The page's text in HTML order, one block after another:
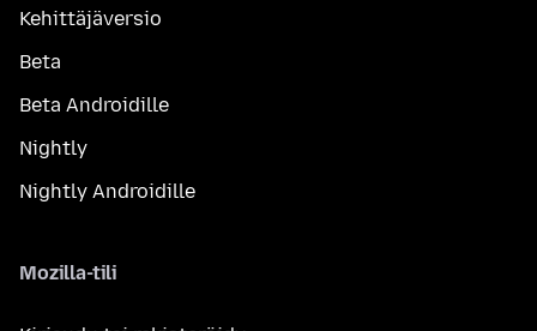
Kehittäjäversio
Beta
Beta Androidille
Nightly
Nightly Androidille
Mozilla-tili